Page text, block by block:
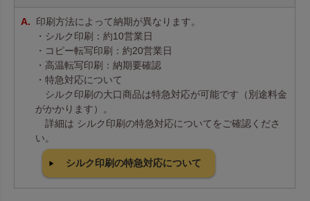
印刷方法によって納期が異なります。
・シルク印刷：約10営業日
・コピー転写印刷：約20営業日
・高温転写印刷：納期要確認
・特急対応について
シルク印刷の大口商品は特急対応が可能です（別途料金
がかかります）。
詳細は シルク印刷の特急対応についてをご確認くださ
い。
シルク印刷の特急対応について